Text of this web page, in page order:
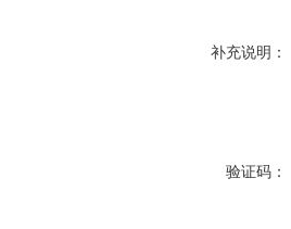
补充说明：
验证码：